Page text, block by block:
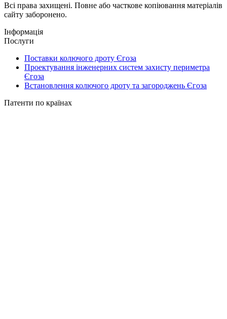
Всі права захищені. Повне або часткове копіювання матеріалів
сайту заборонено.
Інформація
Послуги
Поставки колючого дроту Єгоза
Проектування інженерних систем захисту периметра
Єгоза
Встановлення колючого дроту та загороджень Єгоза
Патенти по країнах